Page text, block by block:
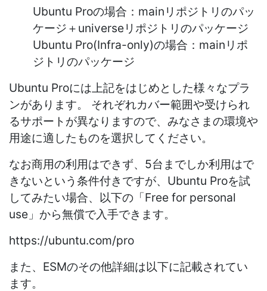
Ubuntu Proの場合：mainリポジトリのパッ
ケージ＋universeリポジトリのパッケージ
Ubuntu Pro(Infra-only)の場合：mainリポ
ジトリのパッケージ
Ubuntu Proには上記をはじめとした様々なプラ
ンがあります。 それぞれカバー範囲や受けられ
るサポートが異なりますので、みなさまの環境や
用途に適したものを選択してください。
なお商用の利用はできず、5台までしか利用はで
きないという条件付きですが、Ubuntu Proを試
してみたい場合、以下の「Free for personal
use」から無償で入手できます。
https://ubuntu.com/pro
また、ESMのその他詳細は以下に記載されてい
ます。